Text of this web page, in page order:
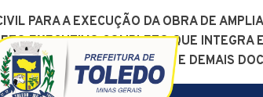
PARA A EXECUÇÃO DA OBRA DE
EXECUTIVO COMPLETO QUE INTEGRA
FÍSICO-FINANCEIRO E DEMAIS